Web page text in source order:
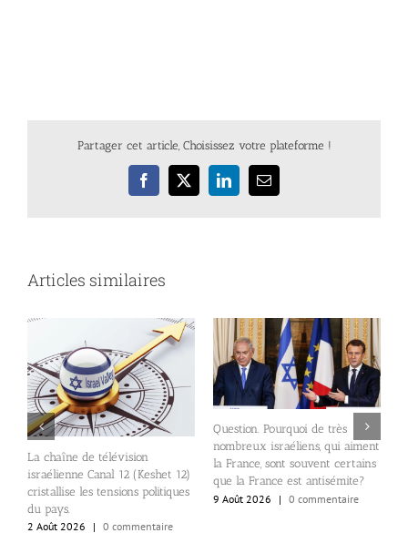
Partager cet article, Choisissez votre plateforme !
Facebook
X LinkedInEmail
Articles similaires
La chaîne de télévision
israélienne Canal 12 (Keshet 12)
cristallise les tensions politiques
du pays.
2 Août 2026
| 0 commentaire
Question. Pourquoi de très
nombreux israéliens, qui aiment
la France, sont souvent certains
que la France est antisémite?
9 Août 2026
| 0 commentaire